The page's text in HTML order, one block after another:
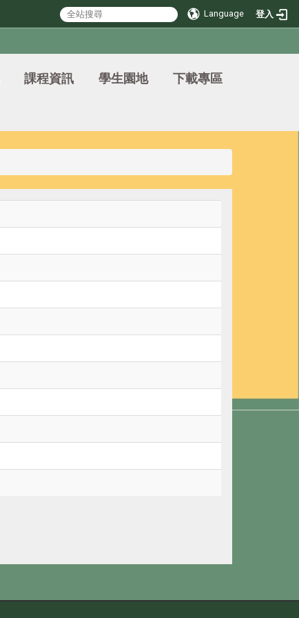
Language 登入
課程資訊 學生園地
下載專區